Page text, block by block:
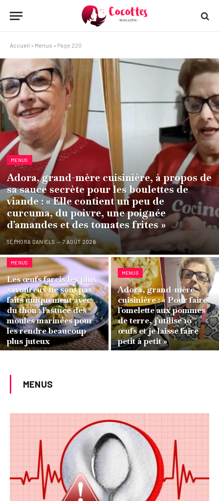
Accueil » Menus » Page 220
MENUS
Adora, grand-mère cuisinière, à propos de
sa sauce secrète pour les boulettes de
viande : « Elle contient un peu de
curcuma, du poivre, une poignée
d'amandes et des tomates frites »
SÉPHORA DANIELS 7 AOÛT 2026
MENUS
Les œufs farcis les plus
savoureux ne sont pas
faits uniquement avec
du thon : l'astuce des
moules marinées pour
les rendre beaucoup
plus juteux
MENUS
Adora, grand-mère
cuisinière : « Pour faire
l'omelette aux pommes
de terre, j'utilise 10
œufs et je laisse faire
petit à petit »
MENUS